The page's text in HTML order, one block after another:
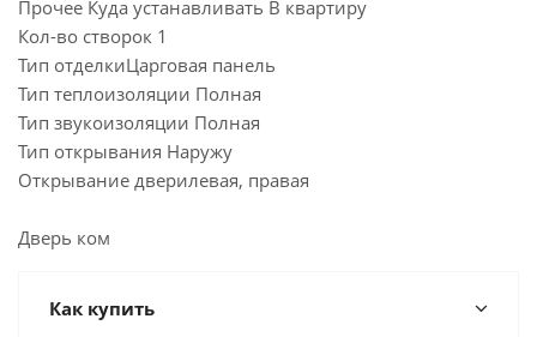
Прочее Куда устанавливать В квартиру
Кол-во створок 1
Тип отделкиЦарговая панель
Тип теплоизоляции Полная
Тип звукоизоляции Полная
Тип открывания Наружу
Открывание дверилевая, правая
Дверь ком
Как купить